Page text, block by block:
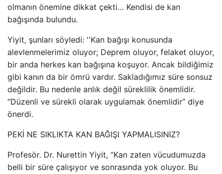
olmanın önemine dikkat çekti… Kendisi de kan
bağışında bulundu.
Yiyit, şunları söyledi: ''Kan bağışı konusunda
alevlenmelerimiz oluyor; Deprem oluyor, felaket oluyor,
bir anda herkes kan bağışına koşuyor. Ancak bildiğimiz
gibi kanın da bir ömrü vardır. Sakladığımız süre sonsuz
değildir. Bu nedenle anlık değil süreklilik önemlidir.
“Düzenli ve sürekli olarak uygulamak önemlidir” diye
önerdi.
PEKİ NE SIKLIKTA KAN BAĞIŞI YAPMALISINIZ?
Profesör. Dr. Nurettin Yiyit, “Kan zaten vücudumuzda
belli bir süre çalışıyor ve sonrasında yok oluyor. Bu